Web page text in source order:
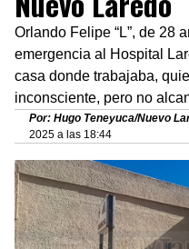
Orlando Felipe “L”, de 28
emergencia al Hospital
casa donde trabajaba,
inconsciente, pero no
Por: Hugo Teneyuca/Nuevo
2025 a las 18:44